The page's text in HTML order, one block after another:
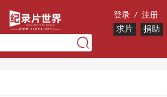
登录 / 注册
求片
捐助